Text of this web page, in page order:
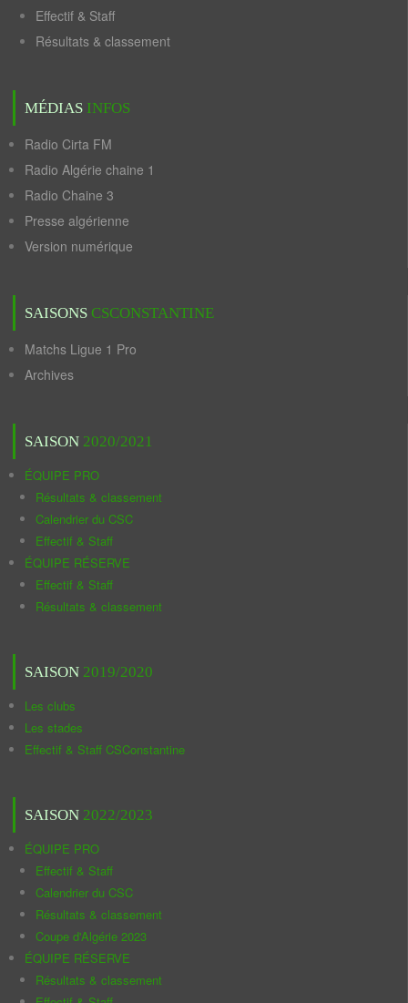
Effectif & Staff
Résultats & classement
MÉDIAS INFOS
Radio Cirta FM
Radio Algérie chaine 1
Radio Chaine 3
Presse algérienne
Version numérique
SAISONS CSCONSTANTINE
Matchs Ligue 1 Pro
Archives
SAISON 2020/2021
ÉQUIPE PRO
Résultats & classement
Calendrier du CSC
Effectif & Staff
ÉQUIPE RÉSERVE
Effectif & Staff
Résultats & classement
SAISON 2019/2020
Les clubs
Les stades
Effectif & Staff CSConstantine
SAISON 2022/2023
ÉQUIPE PRO
Effectif & Staff
Calendrier du CSC
Résultats & classement
Coupe d'Algérie 2023
ÉQUIPE RÉSERVE
Résultats & classement